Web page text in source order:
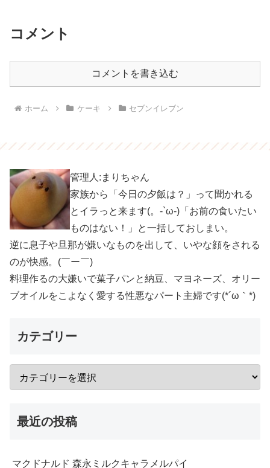
コメント
コメントを書き込む
ホーム ケーキ セブンイレブン
管理人:まりちゃん
家族から「今日の夕飯は？」って聞かれる
とイラっと来ます(。-`ω-)「お前の食いたい
ものはない！」と一括しておしまい。
逆に息子や旦那が嫌いなものを出して、いやな顔をされる
のが快感。(￣ー￣)
料理作るの大嫌いで菓子パンと納豆、マヨネーズ、オリー
ブオイルをこよなく愛する性悪なパート主婦です(*´ω｀*)
カテゴリー
最近の投稿
マクドナルド 森永ミルクキャラメルパイ